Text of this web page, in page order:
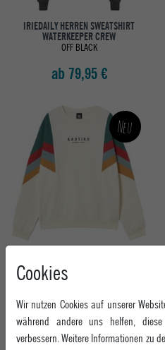
IRIEDAILY HERREN SWEATSHIRT
WATERKEEPER CREW
OFF BLACK
ab 79,95 €
Neu
SEATTLE
IVORY/HEURA/TILE/STEEL
79,95 €
Cookies
Wir nutzen Cookies auf unserer
während andere uns helfen,
verbessern. Weitere Informationen zu